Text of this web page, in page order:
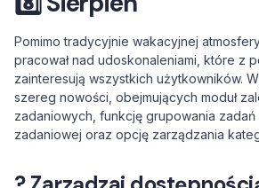
Pomimo tradycyjnie wakacyjnej
pracował nad udoskonaleniami, które z
zainteresują wszystkich użytkowników.
szereg nowości, obejmujących moduł
zadaniowych, funkcję grupowania
zadaniowej oraz opcję zarządzania